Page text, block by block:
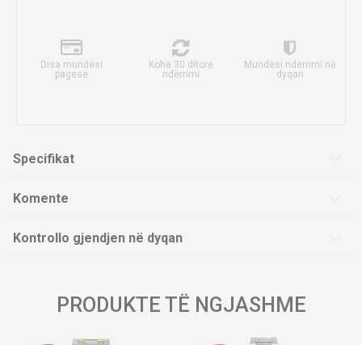
Disa mundësi
pagese
Kohë 30 ditore
ndërrimi
Mundësi ndërrimi në
dyqan
Specifikat
Komente
Kontrollo gjendjen në dyqan
PRODUKTE TË NGJASHME